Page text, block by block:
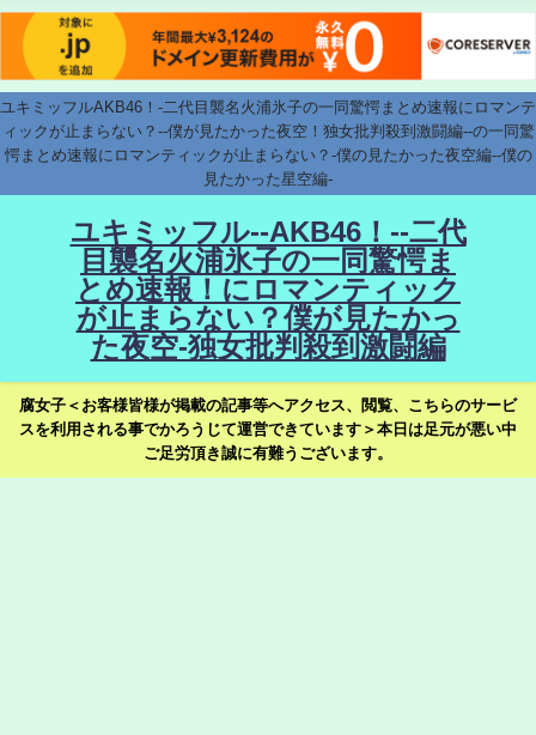
ユキミッフルAKB46！-二代目襲名火浦氷子の一同驚愕まとめ速報にロマンテ
ィックが止まらない？--僕が見たかった夜空！独女批判殺到激闘編--の一同驚
愕まとめ速報にロマンティックが止まらない？-僕の見たかった夜空編--僕の
見たかった星空編-
ユキミッフル--AKB46！--二代
目襲名火浦氷子の一同驚愕ま
とめ速報！にロマンティック
が止まらない？僕が見たかっ
た夜空-独女批判殺到激闘編
腐女子＜お客様皆様が掲載の記事等へアクセス、閲覧、こちらのサービ
スを利用される事でかろうじて運営できています＞本日は足元が悪い中
ご足労頂き誠に有難うございます。